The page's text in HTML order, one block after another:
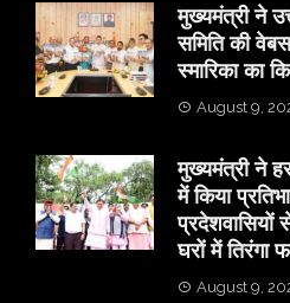
मुख्यमंत्री ने
समिति की
स्मारिका का
August 9,
मुख्यमंत्री ने
में किया
प्रदेशवासियों
घरों में तिरंगा
August 9,